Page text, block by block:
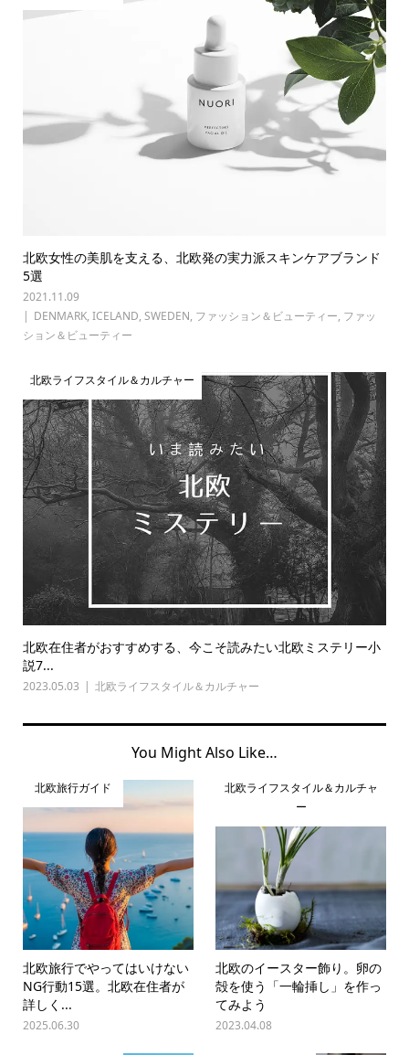
北欧女性の美肌を支える、北欧発の実力派スキンケアブランド
5選
2021.11.09
DENMARK, ICELAND, SWEDEN, ファッション＆ビューティー, ファッ
ション＆ビューティー
北欧ライフスタイル＆カルチャー
北欧在住者がおすすめする、今こそ読みたい北欧ミステリー小
説7...
2023.05.03 北欧ライフスタイル＆カルチャー
You Might Also Like…
北欧旅行ガイド
北欧旅行でやってはいけない
NG行動15選。北欧在住者が
詳しく...
2025.06.30
北欧ライフスタイル＆カルチャ
ー
北欧のイースター飾り。卵の
殻を使う「一輪挿し」を作っ
てみよう
2023.04.08